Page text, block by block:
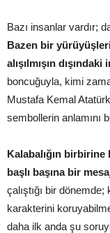
Bazı insanlar vardır;
Bazen bir
alışılmışın
boncuğuyla, kimi
Mustafa Kemal
sembollerin anlamını
Kalabalığın
başlı başına bir
çalıştığı bir
karakterini
daha ilk anda şu